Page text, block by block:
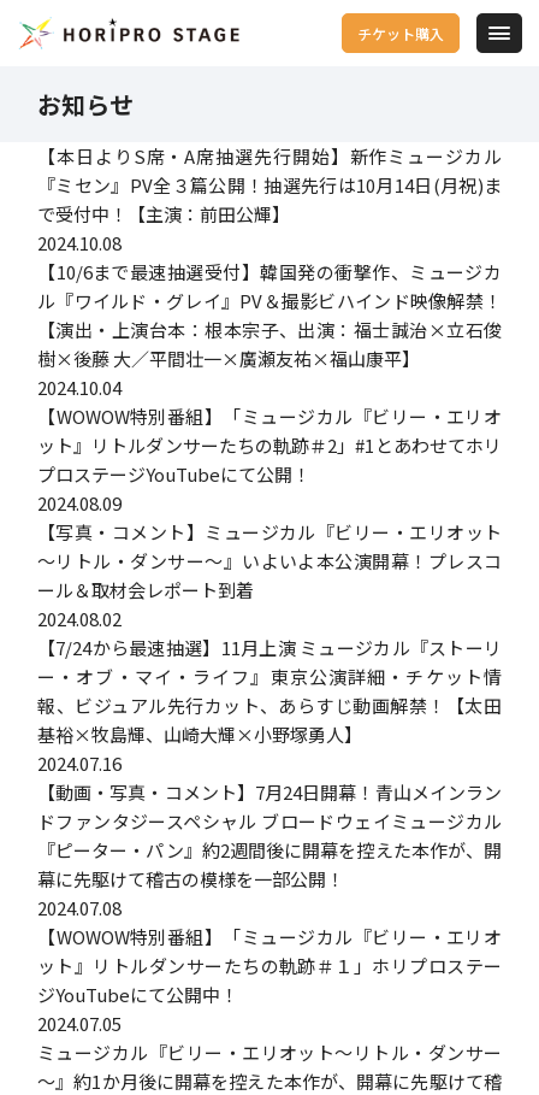
チケット購入
お知らせ
【本日よりS席・A席抽選先行開始】新作ミュージカル
『ミセン』PV全３篇公開！抽選先行は10月14日(月祝)ま
で受付中！【主演：前田公輝】
2024.10.08
【10/6まで最速抽選受付】韓国発の衝撃作、ミュージカ
ル『ワイルド・グレイ』PV＆撮影ビハインド映像解禁！
【演出・上演台本：根本宗子、出演：福士誠治×立石俊
樹×後藤 大／平間壮一×廣瀬友祐×福山康平】
2024.10.04
【WOWOW特別番組】「ミュージカル『ビリー・エリオ
ット』リトルダンサーたちの軌跡＃2」#1とあわせてホリ
プロステージYouTubeにて公開！
2024.08.09
【写真・コメント】ミュージカル『ビリー・エリオット
～リトル・ダンサー～』いよいよ本公演開幕！プレスコ
ール＆取材会レポート到着
2024.08.02
【7/24から最速抽選】11月上演 ミュージカル『ストーリ
ー・オブ・マイ・ライフ』東京公演詳細・チケット情
報、ビジュアル先行カット、あらすじ動画解禁！【太田
基裕×牧島輝、山崎大輝×小野塚勇人】
2024.07.16
【動画・写真・コメント】7月24日開幕！青山メインラン
ドファンタジースペシャル ブロードウェイミュージカル
『ピーター・パン』約2週間後に開幕を控えた本作が、開
幕に先駆けて稽古の模様を一部公開！
2024.07.08
【WOWOW特別番組】「ミュージカル『ビリー・エリオ
ット』リトルダンサーたちの軌跡＃１」ホリプロステー
ジYouTubeにて公開中！
2024.07.05
ミュージカル『ビリー・エリオット～リトル・ダンサー
～』約1か月後に開幕を控えた本作が、開幕に先駆けて稽